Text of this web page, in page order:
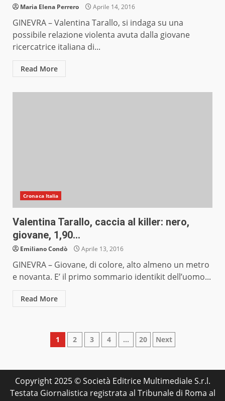
Maria Elena Perrero Aprile 14, 2016
GINEVRA – Valentina Tarallo, si indaga su una
possibile relazione violenta avuta dalla giovane
ricercatrice italiana di...
Read More
Cronaca Italia
Valentina Tarallo, caccia al killer: nero,
giovane, 1,90…
Emiliano Condò Aprile 13, 2016
GINEVRA – Giovane, di colore, alto almeno un metro
e novanta. E’ il primo sommario identikit dell’uomo...
Read More
Paginazione
articoli
1 2 3 4 … 20 Next
Copyright 2025 © Società Editrice Multimediale S.r.l.
Testata Giornalistica registrata al Tribunale di Roma al